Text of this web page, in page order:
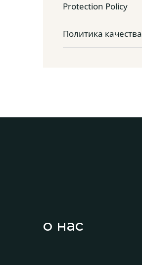
Protection Policy
Политика качества
о нас